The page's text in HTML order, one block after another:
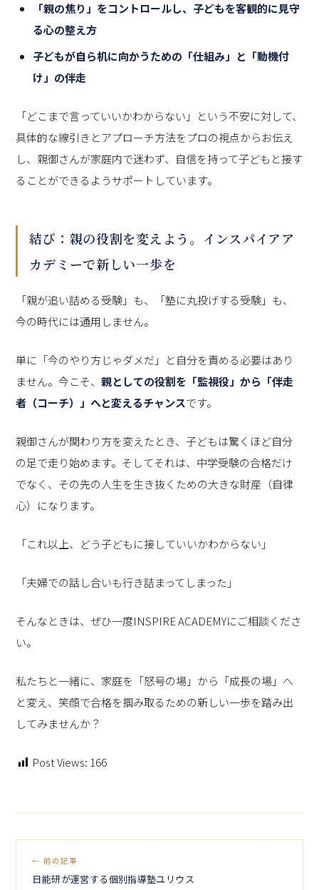
「親の焦り」をコントロールし、子どもを客観的に見守
る心の整え方
子どもが自ら机に向かうための「仕組み」と「動機付
け」の伴走
「どこまで言っていいかわからない」という不安に対して、
具体的な線引きとアプローチ方法をプロの視点からお伝え
し、親御さんが家庭内で迷わず、自信を持って子どもと接す
ることができるようサポートしています。
結び：親の役割を変えよう。インスパイアア
カデミーで新しい一歩を
「親が追い詰める受験」も、「塾に丸投げする受験」も、
今の時代には通用しません。
単に「今のやり方じゃダメだ」と自分を責める必要はあり
ません。今こそ、親としての役割を「監視役」から「伴走
者（コーチ）」へと変えるチャンスです。
親御さんが関わり方を変えたとき、子どもは驚くほど自分
の足で走り始めます。そしてそれは、中学受験の合格だけ
でなく、その先の人生を生き抜くための大きな財産（自律
心）になります。
「これ以上、どう子どもに接していいかわからない」
「夫婦での話し合いも行き詰まってしまった」
そんなときは、ぜひ一度INSPIRE ACADEMYにご相談くださ
い。
私たちと一緒に、家庭を「怒号の場」から「成長の場」へ
と変え、笑顔で合格を掴み取るための新しい一歩を踏み出
してみませんか？
Post Views: 166
← 前の記事
日能研が運営する個別指導塾ユリウス